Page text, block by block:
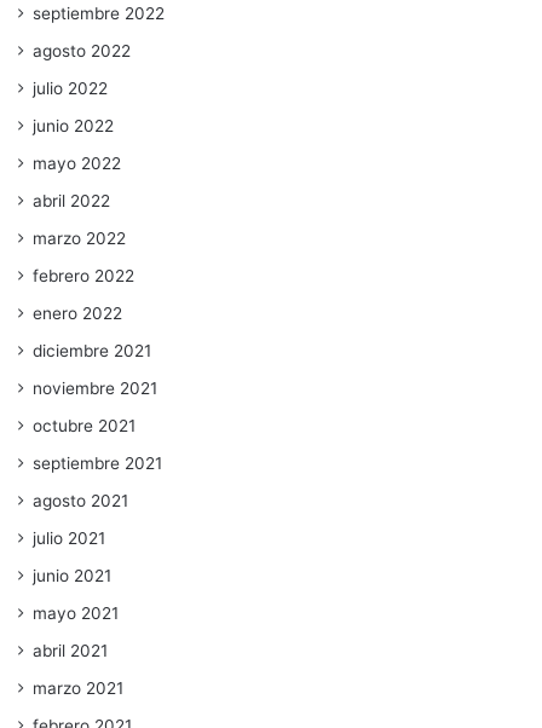
septiembre 2022
agosto 2022
julio 2022
junio 2022
mayo 2022
abril 2022
marzo 2022
febrero 2022
enero 2022
diciembre 2021
noviembre 2021
octubre 2021
septiembre 2021
agosto 2021
julio 2021
junio 2021
mayo 2021
abril 2021
marzo 2021